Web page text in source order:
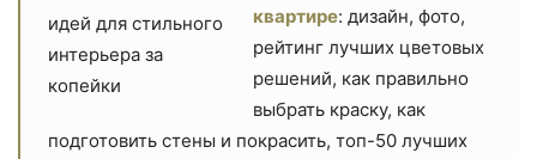
квартире: дизайн, фото,
рейтинг лучших цветовых
решений, как правильно
выбрать краску, как
подготовить стены и покрасить, топ-50 лучших